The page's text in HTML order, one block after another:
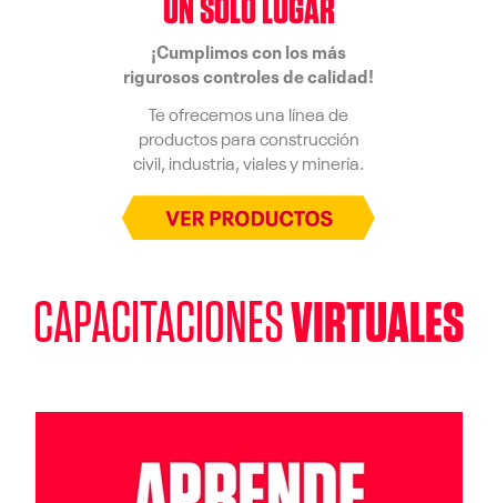
UN SOLO LUGAR
¡Cumplimos con los más
rigurosos controles de calidad!
Te ofrecemos una línea de
productos para construcción
civil, industria, viales y minería.
CAPACITACIONESVIRTUALES